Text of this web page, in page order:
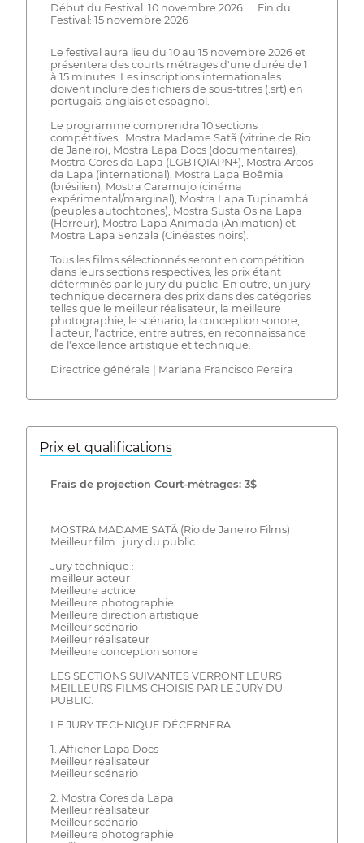
Début du Festival: 10 novembre 2026 Fin du
Festival: 15 novembre 2026
Le festival aura lieu du 10 au 15 novembre 2026 et
présentera des courts métrages d'une durée de 1
à 15 minutes. Les inscriptions internationales
doivent inclure des fichiers de sous-titres (.srt) en
portugais, anglais et espagnol.
Le programme comprendra 10 sections
compétitives : Mostra Madame Satã (vitrine de Rio
de Janeiro), Mostra Lapa Docs (documentaires),
Mostra Cores da Lapa (LGBTQIAPN+), Mostra Arcos
da Lapa (international), Mostra Lapa Boêmia
(brésilien), Mostra Caramujo (cinéma
expérimental/marginal), Mostra Lapa Tupinambá
(peuples autochtones), Mostra Susta Os na Lapa
(Horreur), Mostra Lapa Animada (Animation) et
Mostra Lapa Senzala (Cinéastes noirs).
Tous les films sélectionnés seront en compétition
dans leurs sections respectives, les prix étant
déterminés par le jury du public. En outre, un jury
technique décernera des prix dans des catégories
telles que le meilleur réalisateur, la meilleure
photographie, le scénario, la conception sonore,
l'acteur, l'actrice, entre autres, en reconnaissance
de l'excellence artistique et technique.
Directrice générale | Mariana Francisco Pereira
Prix ​​et qualifications
Frais de projection Court-métrages: 3$
MOSTRA MADAME SATÃ (Rio de Janeiro Films)
Meilleur film : jury du public
Jury technique :
meilleur acteur
Meilleure actrice
Meilleure photographie
Meilleure direction artistique
Meilleur scénario
Meilleur réalisateur
Meilleure conception sonore
LES SECTIONS SUIVANTES VERRONT LEURS
MEILLEURS FILMS CHOISIS PAR LE JURY DU
PUBLIC.
LE JURY TECHNIQUE DÉCERNERA :
1. Afficher Lapa Docs
Meilleur réalisateur
Meilleur scénario
2. Mostra Cores da Lapa
Meilleur réalisateur
Meilleur scénario
Meilleure photographie